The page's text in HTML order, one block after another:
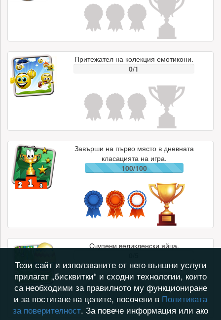
Притежател на колекция емотикони.
0/1
Завърши на първо място в дневната
класацията на игра.
100/100
Счупени великденски яйца.
Този сайт и използваните от него външни услуги
прилагат „бисквитки“ и сходни технологии, които
са необходими за правилното му функциониране
и за постигане на целите, посочени в Политиката
за поверителност. За повече информация или ако